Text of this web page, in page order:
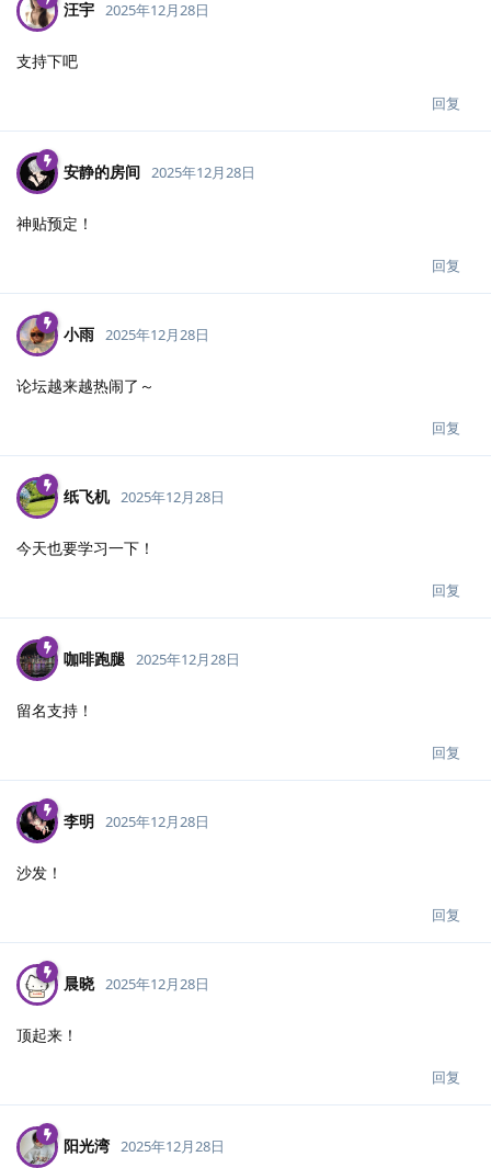
汪宇 2025年12月28日
支持下吧
回复
安静的房间 2025年12月28日
神贴预定！
回复
小雨 2025年12月28日
论坛越来越热闹了～
回复
纸飞机 2025年12月28日
今天也要学习一下！
回复
咖啡跑腿 2025年12月28日
留名支持！
回复
李明 2025年12月28日
沙发！
回复
晨晓 2025年12月28日
顶起来！
回复
阳光湾 2025年12月28日